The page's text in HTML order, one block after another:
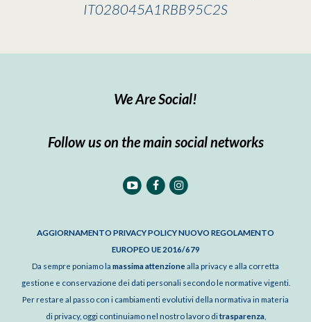
IT028045A1RBB95C2S
We Are Social!
Follow us on the main social networks
AGGIORNAMENTO PRIVACY POLICY NUOVO REGOLAMENTO
EUROPEO UE 2016/679
Da sempre poniamo la massima attenzionealla privacy e alla corretta
gestione e conservazione dei dati personali secondo le normative vigenti.
Per restare al passo con i cambiamenti evolutivi della normativa in materia
di privacy, oggi continuiamo nel nostro lavoro ditrasparenza,